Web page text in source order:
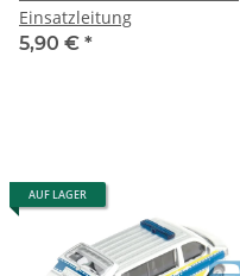
Einsatzleitung
5,90 € *
AUF LAGER